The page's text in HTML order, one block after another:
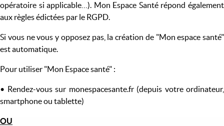
opératoire si applicable…). Mon Espace Santé répond également
aux règles édictées par le RGPD.
Si vous ne vous y opposez pas, la création de "Mon espace santé"
est automatique.
Pour utiliser "Mon Espace santé" :
• Rendez-vous sur monespacesante.fr (depuis votre ordinateur,
smartphone ou tablette)
OU